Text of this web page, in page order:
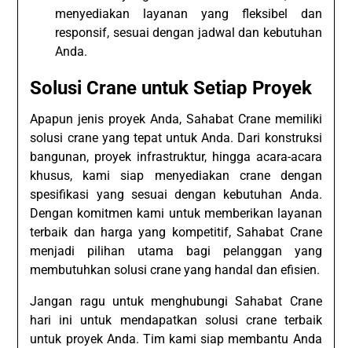
menyediakan layanan yang fleksibel dan
responsif, sesuai dengan jadwal dan kebutuhan
Anda.
Solusi Crane untuk Setiap Proyek
Apapun jenis proyek Anda, Sahabat Crane memiliki
solusi crane yang tepat untuk Anda. Dari konstruksi
bangunan, proyek infrastruktur, hingga acara-acara
khusus, kami siap menyediakan crane dengan
spesifikasi yang sesuai dengan kebutuhan Anda.
Dengan komitmen kami untuk memberikan layanan
terbaik dan harga yang kompetitif, Sahabat Crane
menjadi pilihan utama bagi pelanggan yang
membutuhkan solusi crane yang handal dan efisien.
Jangan ragu untuk menghubungi Sahabat Crane
hari ini untuk mendapatkan solusi crane terbaik
untuk proyek Anda. Tim kami siap membantu Anda